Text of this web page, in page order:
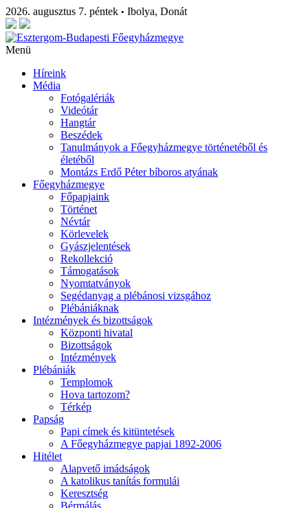
2026. augusztus 7. péntek • Ibolya, Donát
Menü
Híreink
Média
Fotógalériák
Videótár
Hangtár
Beszédek
Tanulmányok a Főegyházmegye történetéből és
életéből
Montázs Erdő Péter bíboros atyának
Főegyházmegye
Főpapjaink
Történet
Névtár
Körlevelek
Gyászjelentések
Rekollekció
Támogatások
Nyomtatványok
Segédanyag a plébánosi vizsgához
Plébániáknak
Intézmények és bizottságok
Központi hivatal
Bizottságok
Intézmények
Plébániák
Templomok
Hova tartozom?
Térkép
Papság
Papi címek és kitüntetések
A Főegyházmegye papjai 1892-2006
Hitélet
Alapvető imádságok
A katolikus tanítás formulái
Keresztség
Bérmálás